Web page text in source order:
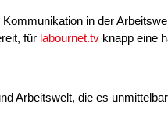
in der
für labournet.tvknapp eine
Arbeitswelt, die es